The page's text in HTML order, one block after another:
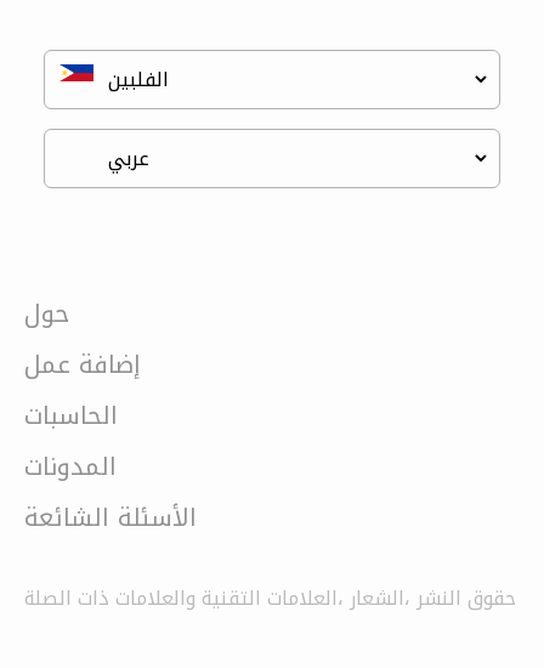
حول
إضافة عمل
الحاسبات
المدونات
الأسئلة الشائعة
حقوق النشر ،الشعار ،العلامات التقنية والعلامات ذات الصلة